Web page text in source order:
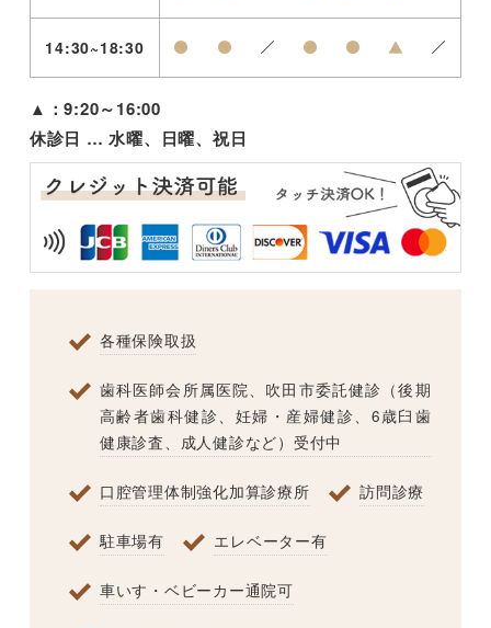
14:30~18:30 ● ● ／ ● ● ▲ ／
▲：9:20～16:00
休診日 … 水曜、日曜、祝日
各種保険取扱
歯科医師会所属医院、吹田市委託健診（後期
高齢者歯科健診、妊婦・産婦健診、6歳臼歯
健康診査、成人健診など）受付中
口腔管理体制強化加算診療所 訪問診療
駐車場有 エレベーター有
車いす・ベビーカー通院可